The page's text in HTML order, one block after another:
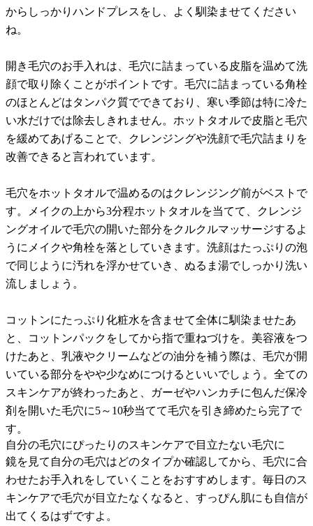
からしっかりハンドプレスをし、よく馴染ませてください
ね。
開き毛穴のお手入れは、毛穴に詰まっている皮脂を温めて洗
顔で取り除くことがポイントです。毛穴に詰まっている角栓
のほとんどはタンパク質でできており、寒い季節は特に冷た
い水だけでは除去しきれません。ホットタオルで皮脂と毛穴
を緩めてあげることで、クレンジングや洗顔で毛穴詰まりを
改善できると言われています。
毛穴をホットタオルで温めるのはクレンジング前がベストで
す。メイクの上から3分程ホットタオルを当てて、クレンジ
ングオイルで毛穴の開いた部分をクルクルマッサージするよ
うにメイクや角栓を落としていきます。洗顔はたっぷりの泡
で同じように汚れを浮かせていき、ぬるま湯でしっかり洗い
流しましょう。
コットンにたっぷり化粧水を含ませて全体に馴染ませたあ
と、コットンパックをしてから指で重ねづけを。美容液をつ
けたあと、乳液やクリームなどの油分を補う際は、毛穴が開
いている部分をやや少なめにつけるといいでしょう。全ての
スキンケアが終わったあと、ガーゼやハンカチに包んだ保冷
剤を開いた毛穴に5～10秒当てて毛穴を引き締めたら完了で
す。
自分の毛穴にぴったりのスキンケアで目立たない毛穴に
鏡を見て自分の毛穴はどのタイプか確認してから、毛穴に合
わせたお手入れをしていくことをおすすめします。毎日のス
キンケアで毛穴が目立たなくなると、すっぴん肌にも自信が
出てくるはずですよ。